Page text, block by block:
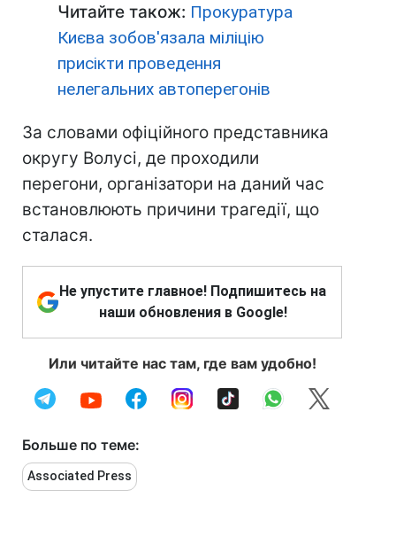
Читайте також: Прокуратура
Києва зобов'язала міліцію
присікти проведення
нелегальних автоперегонів
За словами офіційного представника
округу Волусі, де проходили
перегони, організатори на даний час
встановлюють причини трагедії, що
сталася.
Не упустите главное! Подпишитесь на
наши обновления в Google!
Или читайте нас там, где вам удобно!
Больше по теме:
Associated Press